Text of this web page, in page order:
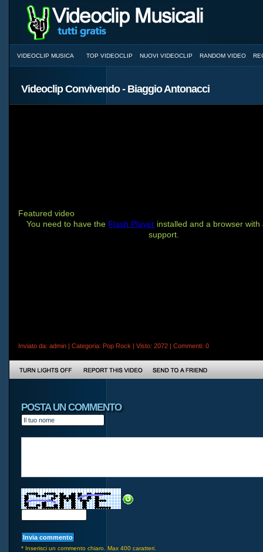
VIDEOCLIP MUSICA TOP VIDEOCLIP NUOVI VIDEOCLIP RANDOM VIDEO
Videoclip Convivendo - Biaggio Antonacci
Featured video
You need to have the Flash Player installed and a browser with
support.
Inviato da: admin | Categoria: Pop Rock | Visto: 2072 | Commenti: 0
POSTA UN COMMENTO
* Inserisci un commento chiaro. Max 400 caratteri.